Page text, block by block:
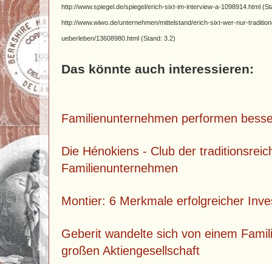
http://www.spiegel.de/spiegel/erich-sixt-im-interview-a-1098914.html
http://www.wiwo.de/unternehmen/mittelstand/erich-sixt-wer-nur-
ueberleben/13608980.html (Stand: 3.2)
Das könnte auch interessieren:
Familienunternehmen performen
Die Hénokiens - Club der
Familienunternehmen
Montier: 6 Merkmale erfolgreicher
Geberit wandelte sich von einem
großen Aktiengesellschaft